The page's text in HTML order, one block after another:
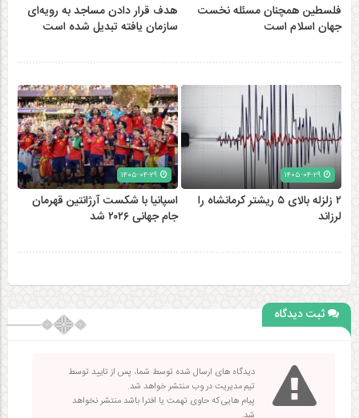
فلسطین همچنان مسئله نخست
جهان اسلام است
هدف قرار دادن مساجد به رویه‌ای
سازمان‌ یافته تبدیل شده است
۲ زلزله‌ بالای ۵ ریشتر کرمانشاه را
لرزاند
اسپانیا با شکست آرژانتین قهرمان
جام جهانی ۲۰۲۶ شد
ثبت دیدگاه
دیدگاه های ارسال شده توسط شما، پس از تایید توسط
تیم مدیریت در وب منتشر خواهد شد.
پیام هایی که حاوی تهمت یا افترا باشد منتشر نخواهد